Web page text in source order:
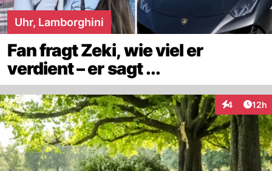
Uhr, Lamborghini
Fan fragt Zeki, wie viel er
verdient – er sagt ...
4
Interaktionen
12h